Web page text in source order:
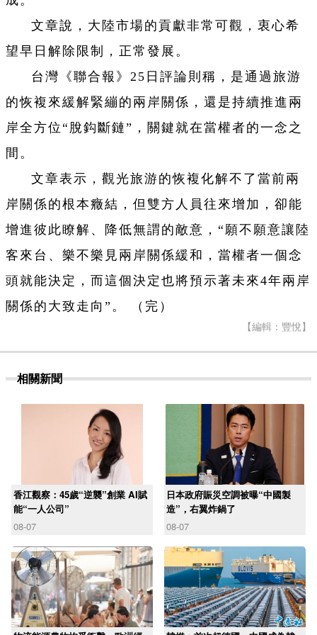
文章說，大陸市場的貢獻非常可觀，衷心希
望早日解除限制，正常發展。
台灣《聯合報》25日評論則稱，是通過旅游
的恢複來緩解緊繃的兩岸關係，還是持續推進兩
岸全方位“脫鈎斷鏈”，關鍵就在當權者的一念之
間。
文章表示，觀光旅游的恢複化解不了當前兩
岸關係的根本癥結，但雙方人員往來增加，卻能
增進彼此瞭解、降低無謂的敵意，“願不願意讓陸
客來台、樂不樂見兩岸關係緩和，當權者一個念
頭就能決定，而這個決定也將預示著未來4年兩岸
關係的大致走向”。 （完）
【編輯：豐悅】
相關新聞
香江觀察：45歲“逆襲”創業 AI賦
能“一人公司”
08-07
日本政府賑災空調被曝“中國製
造”，右翼炸鍋了
08-07